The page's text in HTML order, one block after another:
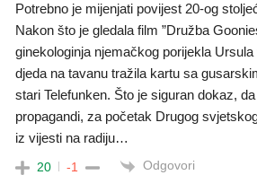
Potrebno je mijenjati povijest 20-og
Nakon što je gledala film ”Družba
ginekologinja njemačkog porijekla
djeda na tavanu tražila kartu sa
stari Telefunken. Što je siguran dokaz,
propagandi, za početak Drugog
iz vijesti na radiju…
20 -1 Odgovori